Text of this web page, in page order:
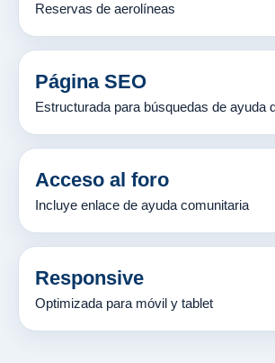
Reservas de aerolíneas
Página SEO
Estructurada para búsquedas de ayuda
Acceso al foro
Incluye enlace de ayuda comunitaria
Responsive
Optimizada para móvil y tablet